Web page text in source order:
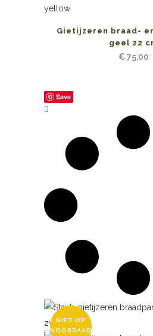
Gietijzeren braad-
geel 22
€75,00
Save
NIET OP
VOORRAAD